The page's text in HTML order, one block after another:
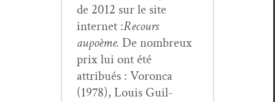
de 2012 sur le site
inter­net :Recours
aupoème. De nom­breux
prix lui ont été
attribués : Voron­ca
(1978), Louis Guil­